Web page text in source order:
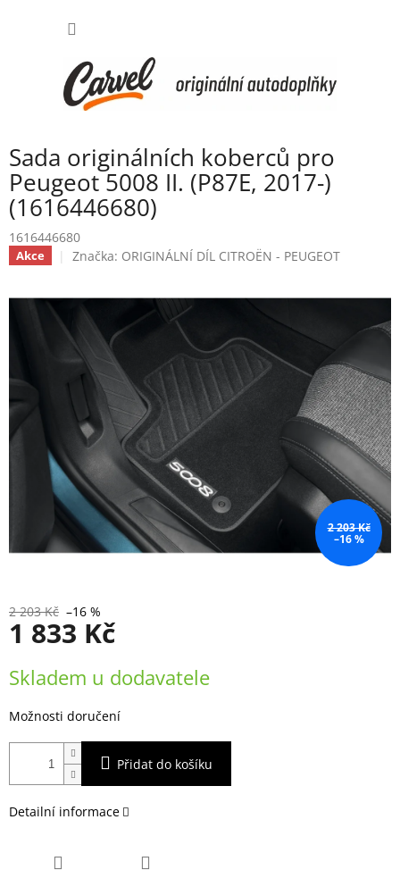
Sada originálních koberců pro
Peugeot 5008 II. (P87E, 2017-)
(1616446680)
1616446680
Akce Značka: ORIGINÁLNÍ DÍL CITROËN - PEUGEOT
2 203 Kč
–16 %
2 203 Kč –16 %
1 833 Kč
cena:
Skladem u dodavatele
Možnosti doručení
Přidat do košíku
Detailní informace